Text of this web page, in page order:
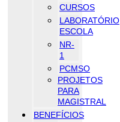
CURSOS
LABORATÓRIO
ESCOLA
NR-
1
PCMSO
PROJETOS
PARA
MAGISTRAL
BENEFÍCIOS